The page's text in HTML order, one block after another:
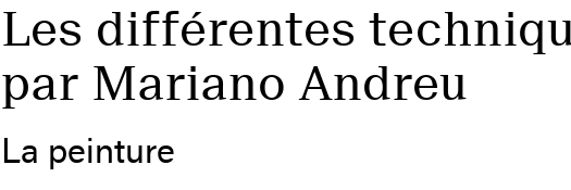
Les différentes
par Mariano Andreu
La peinture